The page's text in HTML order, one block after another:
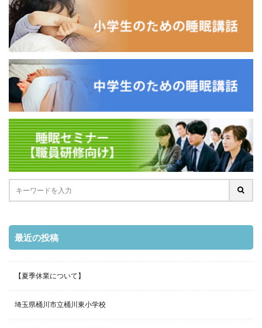
最近の投稿
【夏季休業について】
埼玉県桶川市立桶川東小学校